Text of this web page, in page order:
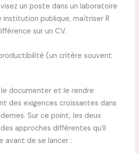
un poste dans un laboratoire
institution publique, maîtriser R
sur un CV.
(un critère souvent
documenter et le rendre
des exigences croissantes dans
Sur ce point, les deux
approches différentes qu’il
avant de se lancer :